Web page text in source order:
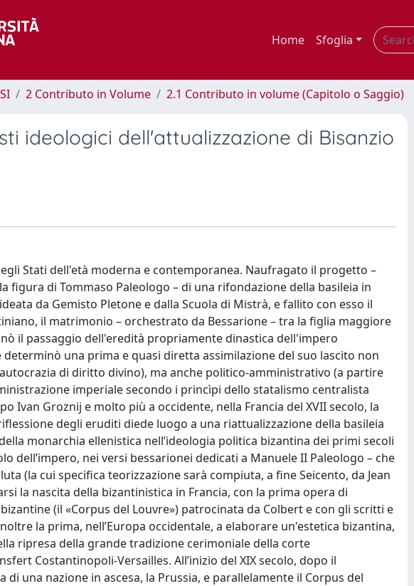
Home Sfoglia
2 Contributo in Volume 2.1 Contributo in volume (Capitolo o Saggio)
ideologici dell'attualizzazione di Bisanzio
Stati dell'età moderna e contemporanea. Naufragato il progetto –
figura di Tommaso Paleologo – di una rifondazione della basileia in
da Gemisto Pletone e dalla Scuola di Mistrà, e fallito con esso il
il matrimonio – orchestrato da Bessarione – tra la figlia maggiore
il passaggio dell'eredità propriamente dinastica dell'impero
determinò una prima e quasi diretta assimilazione del suo lascito non
di diritto divino), ma anche politico-amministrativo (a partire
imperiale secondo i princìpi dello statalismo centralista
Ivan Groznij e molto più a occidente, nella Francia del XVII secolo, la
degli eruditi diede luogo a una riattualizzazione della basileia
monarchia ellenistica nell’ideologia politica bizantina dei primi secoli
dell’impero, nei versi bessarionei dedicati a Manuele II Paleologo – che
(la cui specifica teorizzazione sarà compiuta, a fine Seicento, da Jean
la nascita della bizantinistica in Francia, con la prima opera di
(il «Corpus del Louvre») patrocinata da Colbert e con gli scritti e
la prima, nell’Europa occidentale, a elaborare un'estetica bizantina,
ripresa della grande tradizione cerimoniale della corte
Costantinopoli-Versailles. All’inizio del XIX secolo, dopo il
una nazione in ascesa, la Prussia, e parallelamente il Corpus del